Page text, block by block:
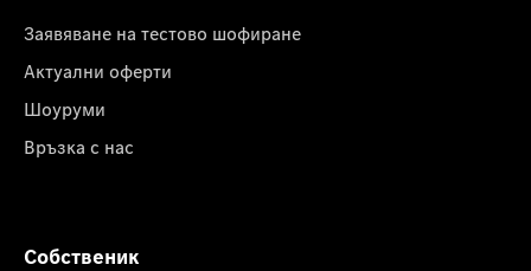
Заявяване на тестово шофиране
Актуални оферти
Шоуруми
Връзка с нас
Собственик